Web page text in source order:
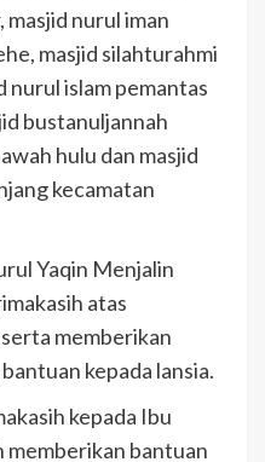
masjid nurul iman
masjid silahturahmi
nurul islam pemantas
bustanuljannah
hulu dan masjid
kecamatan
Yaqin Menjalin
atas
memberikan
kepada lansia.
kepada Ibu
memberikan bantuan